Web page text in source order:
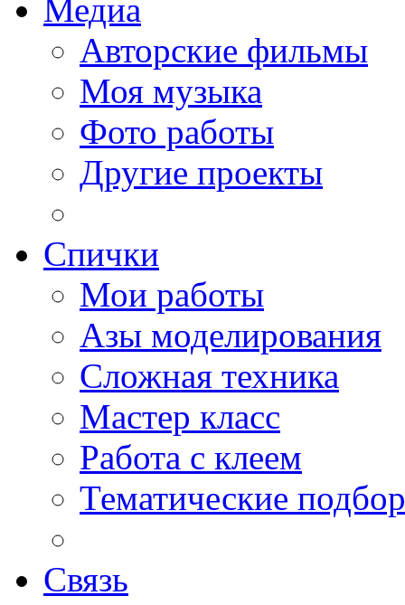
Медиа
Авторские фильмы
Моя музыка
Фото работы
Другие проекты
Спички
Мои работы
Азы моделирования
Сложная техника
Мастер класс
Работа с клеем
Тематические
Связь